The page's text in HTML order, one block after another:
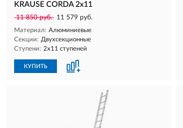
KRAUSE CORDA 2х11
11 850 руб. 11 579 руб.
Материал: Алюминиевые
Секции: Двухсекционные
Ступени: 2х11 ступеней
КУПИТЬ